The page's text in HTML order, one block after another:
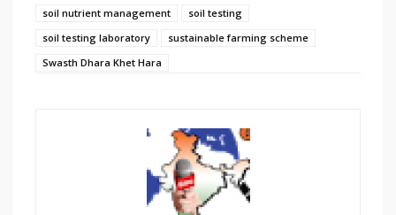
soil nutrient management
soil testing
soil testing laboratory
sustainable farming scheme
Swasth Dhara Khet Hara